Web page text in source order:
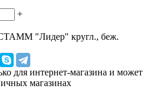
+
"Лидер" кругл., беж.
для интернет-магазина и может
магазинах